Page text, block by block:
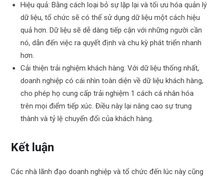
Hiệu quả: Bằng cách loại bỏ sự lặp lại và tối ưu hóa quản lý
dữ liệu, tổ chức sẽ có thể sử dụng dữ liệu một cách hiệu
quả hơn. Dữ liệu sẽ dễ dàng tiếp cận với những người cần
nó, dẫn đến việc ra quyết định và chu kỳ phát triển nhanh
hơn.
Cải thiện trải nghiệm khách hàng: Với dữ liệu thống nhất,
doanh nghiệp có cái nhìn toàn diện về dữ liệu khách hàng,
cho phép họ cung cấp trải nghiệm 1 cách cá nhân hóa
trên mọi điểm tiếp xúc. Điều này lại nâng cao sự trung
thành và tỷ lệ chuyển đổi của khách hàng.
Kết luận
Các nhà lãnh đạo doanh nghiệp và tổ chức đến lúc này cũng